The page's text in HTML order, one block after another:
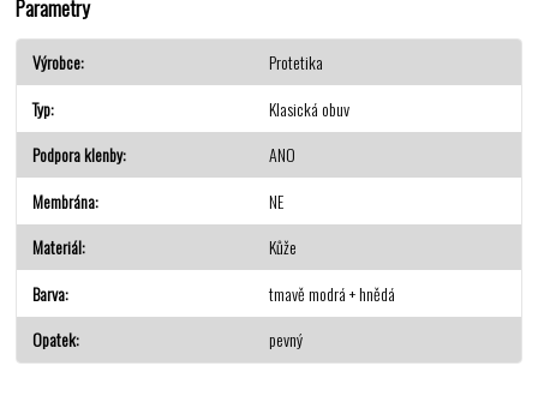
Parametry
Výrobce
Protetika
Typ
Klasická obuv
Podpora klenby
ANO
Membrána
NE
Materiál
Kůže
Barva
tmavě modrá + hnědá
Opatek
pevný